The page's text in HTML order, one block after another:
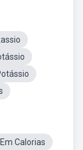
Calorias